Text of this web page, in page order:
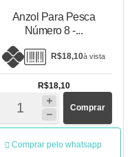
Anzol Para Pesca
Número 8 -...
R$18,10à vista
R$18,10
Comprar
Comprar pelo whatsapp